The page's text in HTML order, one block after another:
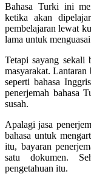
Bahasa Turki ini
ketika akan
pembelajaran lewat
lama untuk
Tetapi sayang
masyarakat. Lantaran
seperti bahasa
penerjemah bahasa
susah.
Apalagi jasa
bahasa untuk
itu, bayaran
satu dokumen.
pengetahuan itu.